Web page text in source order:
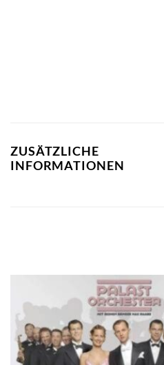
ZUSÄTZLICHE
INFORMATIONEN